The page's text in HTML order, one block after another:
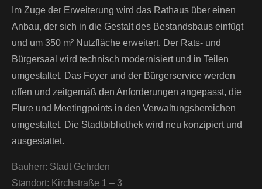
Im Zuge der Erweiterung wird das Rathaus über einen
Anbau, der sich in die Gestalt des Bestandsbaus einfügt
und um 350 m² Nutzfläche erweitert. Der Rats- und
Bürgersaal wird technisch modernisiert und in Teilen
umgestaltet. Das Foyer und der Bürgerservice werden
offen und zeitgemäß den Anforderungen angepasst, die
Flure und Meetingpoints in den Verwaltungsbereichen
umgestaltet. Die Stadtbibliothek wird neu konzipiert und
ausgestattet.
Bauherr: Stadt Gehrden
Standort: Kirchstraße 1 – 3